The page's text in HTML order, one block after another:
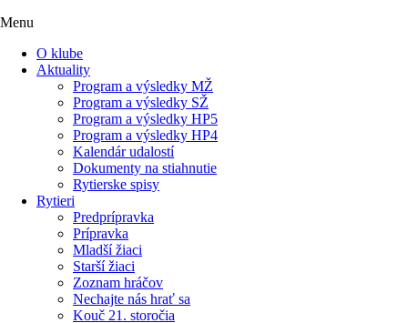
Menu
O klube
Aktuality
Program a výsledky MŽ
Program a výsledky SŽ
Program a výsledky HP5
Program a výsledky HP4
Kalendár udalostí
Dokumenty na stiahnutie
Rytierske spisy
Rytieri
Predprípravka
Prípravka
Mladší žiaci
Starší žiaci
Zoznam hráčov
Nechajte nás hrať sa
Kouč 21. storočia